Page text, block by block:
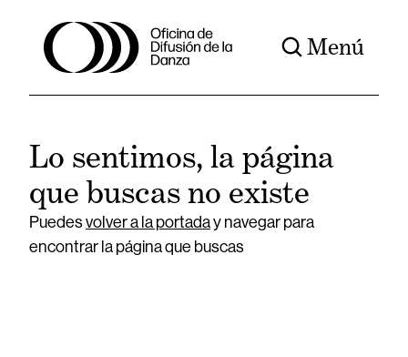
Menú
Lo sentimos, la página
que buscas no existe
Puedesvolver a la portaday navegar para
encontrar la página que buscas